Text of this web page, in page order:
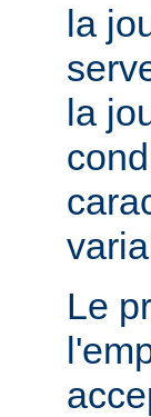
la
la
Le